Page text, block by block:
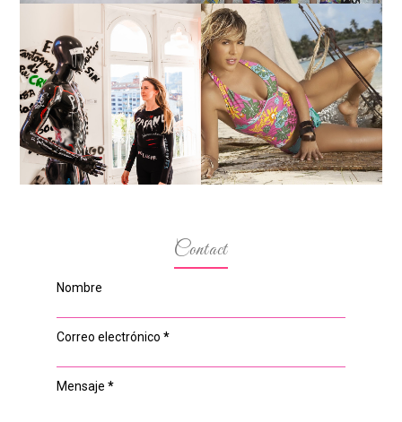
MARGA GONZÁLEZ Y
ELIA FERNÁNDEZ
DIALOGAN EN ESPACIO
DEL ANONIMATO, LA
CASA ROSA DE OVIEDO
LA ALTURA DE LAS
MODELOS MAS
BAJITAS
Contact
Nombre
Correo electrónico *
Mensaje *